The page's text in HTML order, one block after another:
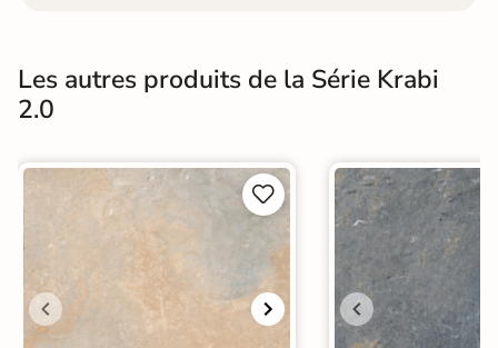
Les autres produits de la Série Krabi
2.0

